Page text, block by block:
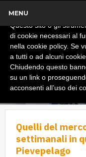
MENU
Quelli del
settimanali in
Pievepelago
Informativa
Questo sito o gli
di cookie necessari al
nella cookie policy. Se
a tutti o ad alcuni
Chiudendo questo
su un link o
acconsenti all’uso dei